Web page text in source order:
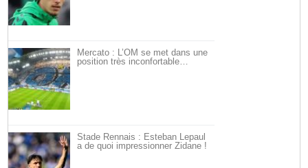
Mercato : L’OM se met dans une
position très inconfortable…
Stade Rennais : Esteban Lepaul
a de quoi impressionner Zidane !